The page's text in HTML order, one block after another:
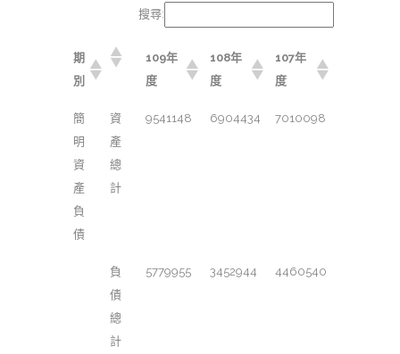
搜尋:
期
別
109年
度
108年
度
107年
度
簡
明
資
產
負
債
資
產
總
計
9541148 6904434 7010098
負
債
總
計
5779955 3452944 4460540